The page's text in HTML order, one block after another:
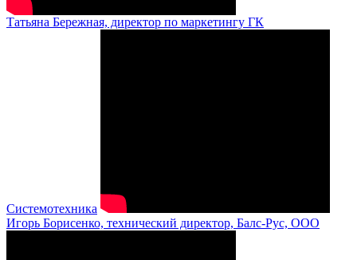
Татьяна Бережная, директор по маркетингу ГК
Системотехника
Игорь Борисенко, технический директор, Балс-Рус, ООО